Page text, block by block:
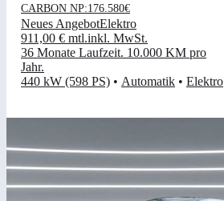
CARBON NP:176.580€
Neues AngebotElektro
911,00 € mtl.inkl. MwSt.
36 Monate Laufzeit. 10.000 KM pro
Jahr.
440 kW (598 PS) • Automatik • Elektro